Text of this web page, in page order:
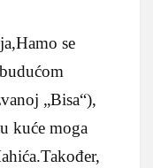
se
„Bisa“),
kuće moga